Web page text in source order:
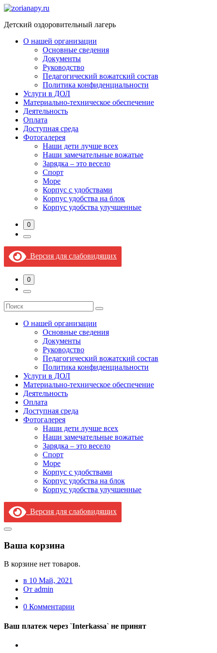
Перейти
содержимому
Детский оздоровительный лагерь
О нашей организации
Основные сведения
Документы
Руководство
Педагогический вожатский состав
Политика конфиденциальности
Услуги в ДОЛ
Материально-техническое обеспечение
Деятельность
Оплата
Доступная среда​
Фотогалерея
Наши дети лучше всех
Наши замечательные вожатые
Зарядка – это весело
Спорт
Море
Корпус с удобствами
Корпус удобства на блок
Корпус удобства улучшенные
0
Версия для слабовидящих
0
О нашей организации
Основные сведения
Документы
Руководство
Педагогический вожатский состав
Политика конфиденциальности
Услуги в ДОЛ
Материально-техническое обеспечение
Деятельность
Оплата
Доступная среда​
Фотогалерея
Наши дети лучше всех
Наши замечательные вожатые
Зарядка – это весело
Спорт
Море
Корпус с удобствами
Корпус удобства на блок
Корпус удобства улучшенные
Версия для слабовидящих
Ваша корзина
В корзине нет товаров.
в 10 Май, 2021
От admin
0 Комментарии
Ваш платеж через `Interkassa` не принят